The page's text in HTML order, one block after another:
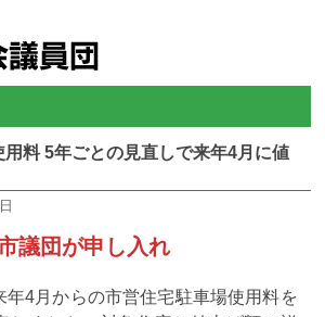
料 5年ごとの見直しで来年4月に値
議団が申し入れ
4月からの市営住宅駐車場使用料を